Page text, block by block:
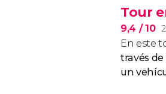
Tour
9,4 / 10
En este
través
un